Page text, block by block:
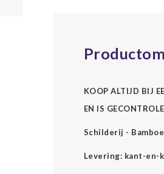
KOOP ALTIJD BIJ
EN IS
Schilderij -
Levering: kant-en-